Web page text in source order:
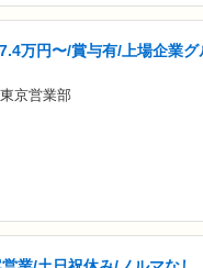
万円〜/賞与有/上場企業グ
京営業部